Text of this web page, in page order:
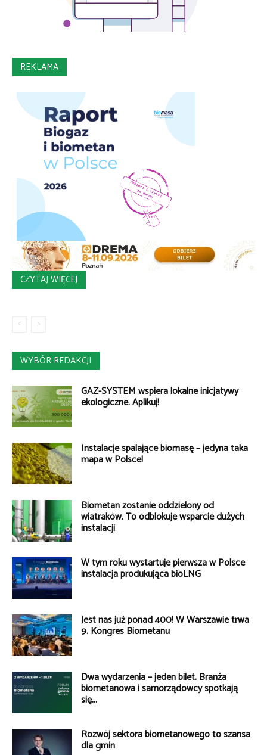
REKLAMA
CZYTAJ WIĘCEJ
WYBÓR REDAKCJI
GAZ-SYSTEM wspiera lokalne inicjatywy
ekologiczne. Aplikuj!
Instalacje spalające biomasę – jedyna taka
mapa w Polsce!
Biometan zostanie oddzielony od
wiatraków. To odblokuje wsparcie dużych
instalacji
W tym roku wystartuje pierwsza w Polsce
instalacja produkująca bioLNG
Jest nas już ponad 400! W Warszawie trwa
9. Kongres Biometanu
Dwa wydarzenia – jeden bilet. Branża
biometanowa i samorządowcy spotkają
się...
Rozwój sektora biometanowego to szansa
dla gmin